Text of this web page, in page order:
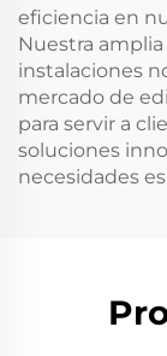
eficiencia en
Nuestra
instalaciones
mercado de
para servir a
soluciones
necesidades